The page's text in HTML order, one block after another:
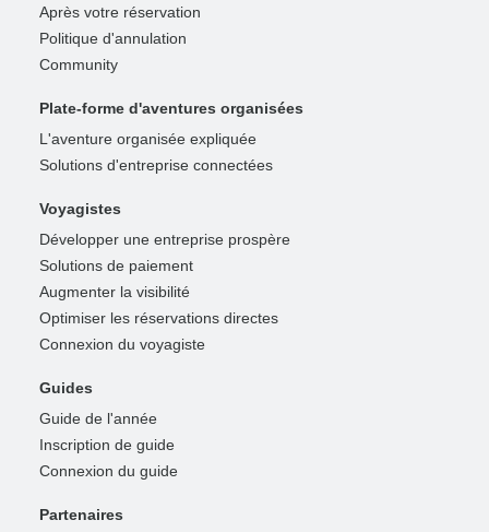
Après votre réservation
Politique d'annulation
Community
Plate-forme d'aventures organisées
L'aventure organisée expliquée
Solutions d'entreprise connectées
Voyagistes
Développer une entreprise prospère
Solutions de paiement
Augmenter la visibilité
Optimiser les réservations directes
Connexion du voyagiste
Guides
Guide de l'année
Inscription de guide
Connexion du guide
Partenaires